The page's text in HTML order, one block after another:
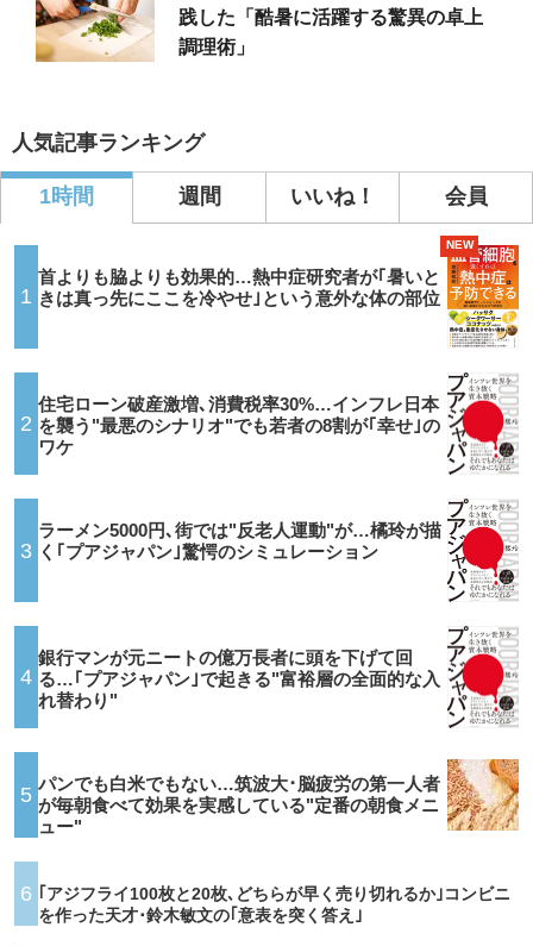
践した「酷暑に活躍する驚異の卓上
調理術」
人気記事ランキング
1時間 週間 いいね！ 会員
1
首よりも脇よりも効果的…熱中症研究者が｢暑いと
きは真っ先にここを冷やせ｣という意外な体の部位
NEW
2
住宅ローン破産激増､消費税率30%…インフレ日本
を襲う"最悪のシナリオ"でも若者の8割が｢幸せ｣の
ワケ
3
ラーメン5000円､街では"反老人運動"が…橘玲が描
く｢プアジャパン｣驚愕のシミュレーション
4
銀行マンが元ニートの億万長者に頭を下げて回
る…｢プアジャパン｣で起きる"富裕層の全面的な入
れ替わり"
5 パンでも白米でもない…筑波大･脳疲労の第一人者
が毎朝食べて効果を実感している"定番の朝食メニ
ュー"
6 ｢アジフライ100枚と20枚､どちらが早く売り切れるか｣コンビニ
を作った天才･鈴木敏文の｢意表を突く答え｣